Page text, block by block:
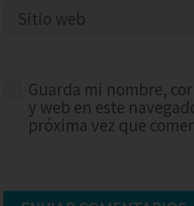
Guarda mi nombre,
y web en este
próxima vez que